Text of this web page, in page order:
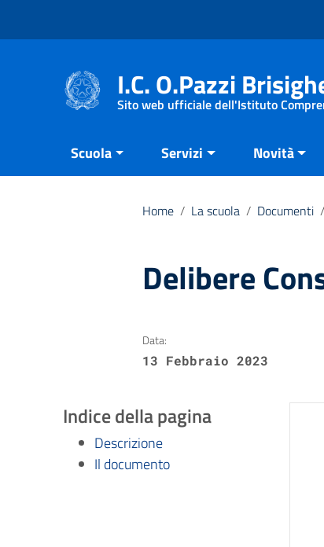
I.C. O.Pazzi
Sito web ufficiale dell'Istituto
Scuola Servizi Novità
Home / La scuola / Documenti /
Delibere
Data:
13 Febbraio 2023
Indice della pagina
Descrizione
Il documento